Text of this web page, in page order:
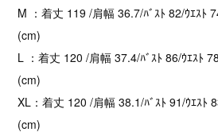
M ：着丈 119 /肩幅 36.7/ﾊﾞｽﾄ 82/ｳｴｽﾄ
(cm)
L ：着丈 120 /肩幅 37.4/ﾊﾞｽﾄ 86/ｳｴｽﾄ
(cm)
XL：着丈 120 /肩幅 38.1/ﾊﾞｽﾄ 91/ｳｴｽﾄ
(cm)